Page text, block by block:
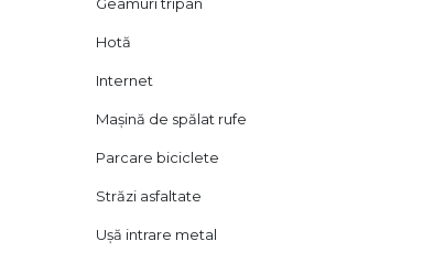
Hotă
Internet
Mașină de spălat rufe
Parcare biciclete
Străzi asfaltate
Ușă intrare metal